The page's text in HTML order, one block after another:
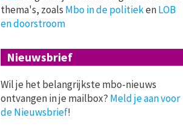
thema's, zoals Mbo in de politiekenLOB
en doorstroom
Nieuwsbrief
Wil je het belangrijkste mbo-nieuws
ontvangen in je mailbox? Meld je aan voor
de Nieuwsbrief!